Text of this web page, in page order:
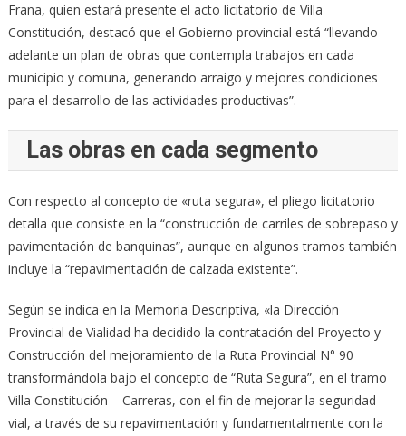
Frana, quien estará presente el acto licitatorio de Villa
Constitución, destacó que el Gobierno provincial está “llevando
adelante un plan de obras que contempla trabajos en cada
municipio y comuna, generando arraigo y mejores condiciones
para el desarrollo de las actividades productivas”.
Las obras en cada segmento
Con respecto al concepto de «ruta segura», el pliego licitatorio
detalla que consiste en la “construcción de carriles de sobrepaso y
pavimentación de banquinas”, aunque en algunos tramos también
incluye la “repavimentación de calzada existente”.
Según se indica en la Memoria Descriptiva, «la Dirección
Provincial de Vialidad ha decidido la contratación del Proyecto y
Construcción del mejoramiento de la Ruta Provincial N° 90
transformándola bajo el concepto de “Ruta Segura”, en el tramo
Villa Constitución – Carreras, con el fin de mejorar la seguridad
vial, a través de su repavimentación y fundamentalmente con la